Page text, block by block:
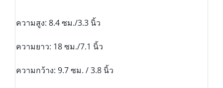
ความสูง: 8.4 ซม./3.3 นิ้ว
ความยาว: 18 ซม./7.1 นิ้ว
ความกว้าง: 9.7 ซม. / 3.8 นิ้ว